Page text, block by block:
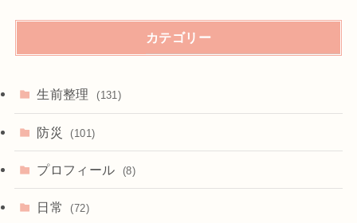
カテゴリー
生前整理 (131)
防災 (101)
プロフィール (8)
日常 (72)